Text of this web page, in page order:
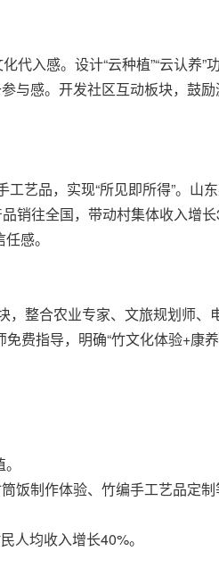
入感。设计“云种植”“云认养”
与感。开发社区互动板块，鼓励
艺品，实现“所见即所得”。山
销往全国，带动村集体收入增
感。
，整合农业专家、文旅规划师、
费指导，明确“竹文化体验+康
饭制作体验、竹编手工艺品定
人均收入增长40%。